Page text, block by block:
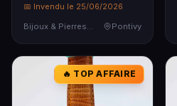
📅 Invendu le 25/06/2026
Pontivy
🔥 TOP AFFAIRE